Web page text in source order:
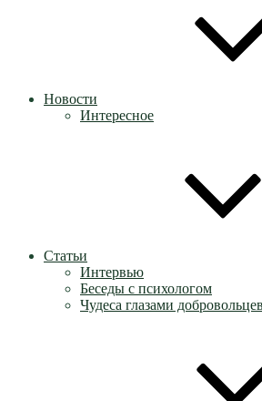
Новости
Интересное
Статьи
Интервью
Беседы с психологом
Чудеса глазами добровольцев